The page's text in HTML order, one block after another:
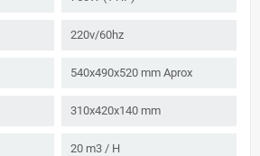
220v/60hz
540x490x520 mm Aprox
310x420x140 mm
20 m3 / H